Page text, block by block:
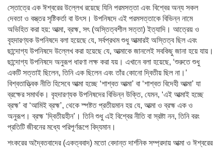
স্তোত্রে এক ঈশ্বরের উল্লেখ রয়েছে যিনি পরমসত্তা এবং বিশ্বের অন্য সকল
দেবতা ও বস্ত্তর সৃষ্টিকর্তা বা উৎস। উপনিষদে এই পরমসত্তাকে বিভিন্ন নামে
অভিহিত করা হয়: আত্মা, ব্রহ্ম, সৎ (অস্তিত্বশীল সত্তা) ইত্যাদি। আত্রেয় ও
বৃহদারণ্যক উপনিষদে বলা হয়েছে যে, সর্বপ্রথম শুধু আত্মারই অস্তিত্ব ছিল এবং
ছান্দোগ্য উপনিষদে উল্লেখ করা হয়েছে যে, আত্মাকে জানলেই সবকিছু জানা হয়ে যায়।
ছান্দোগ্য উপনিষদে অনুরূপ ধারণা লক্ষ করা যয়। এখানে বলা হয়েছে, ‘শুরুতে শুধু
একটি সত্তাই ছিলেন, তিনি এক ছিলেন এবং তাঁর কোনো দ্বিতীয় ছিল না।’
বিশ্বতাত্ত্বিক নীতি হিসেবে আত্মা হচ্ছে ‘শাশ্বত আত্মা’ বা ‘শাশ্বত বিদেহী আত্মা’ যা
ব্রক্ষের সমার্থক। বৃহদারণ্যক উপনিষদের বিভিন্ন উক্তি, যেমন, ‘এই আত্মাই হচ্ছে
ব্রহ্ম’ বা ‘আমিই ব্রহ্ম’, থেকে স্পষ্টত প্রতীয়মান হয় যে, আত্মা ও ব্রহ্ম এক ও
অনুরূপ। ব্রহ্ম ‘দ্বিতীয়হীন’। তিনি শুধু এই বিশ্বের নীতি বা স্রষ্টা নন, তিনি বরং
প্রতিটি জীবনের মধ্যে পরিপূর্ণরূপে বিদ্যমান।
শংকরের অদ্বৈতবাদের (একত্ববাদ) মতো বেদান্ত দার্শনিক সম্প্রদায় আত্মা ও ঈশ্বরের